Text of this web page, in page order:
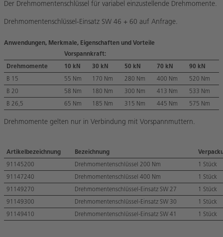
Der Drehmomentenschlüssel für variabel einzustellende Drehmomente.
Drehmomentenschlüssel-Einsatz SW 46 + 60 auf Anfrage.
Anwendungen, Merkmale, Eigenschaften und Vorteile
Vorspannkraft:
Drehmomente 10 kN 30 kN 50 kN 70 kN 90 kN
B 15 55 Nm 170 Nm 280 Nm 400 Nm 520 Nm
B 20 58 Nm 180 Nm 300 Nm 413 Nm 533 Nm
B 26,5 65 Nm 185 Nm 315 Nm 445 Nm 575 Nm
Drehmomente gelten nur in Verbindung mit Vorspannmuttern.
Artikelbezeichnung Bezeichnung
91145200 Drehmomentenschlüssel 200 Nm 1 Stück
91147240 Drehmomentenschlüssel 400 Nm 1 Stück
91149270 Drehmomentenschlüssel-Einsatz SW 27 1 Stück
91149300 Drehmomentenschlüssel-Einsatz SW 30 1 Stück
91149410 Drehmomentenschlüssel-Einsatz SW 41 1 Stück